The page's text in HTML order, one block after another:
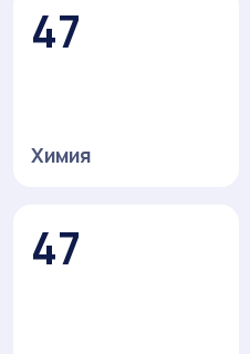
47
Химия
47